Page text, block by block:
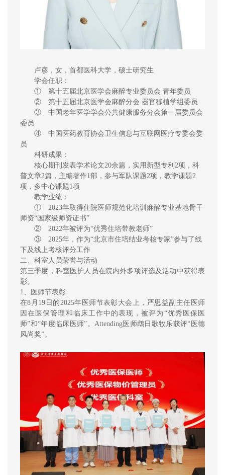
卢彦，女，首都医科大学，硕士研究生
学会任职：
① 第十五届北京医学会麻醉专业委员会 青年委员
② 第十五届北京医学会麻醉分会 器官移植学组委员
③ 中国老年医学学会公共健康服务分会第一届委员会
委员
④ 中国医药教育协会卫生信息与互联网医疗专委会委
员
科研成果：
核心期刊发表学术论文20余篇，实用新型专利2项，科
普文章2篇，主编著作1部，参与军队课题2项，教学课题2
项，多中心课题1项
教学业绩：
① 2023年取得住院医师规范化培训麻醉专业基地骨干
师资“国家级师资证书”
② 2022年被评为“优秀住培带教老师”
③ 2025年，作为“北京市住培结业考核专家”参与了线
下及线上考核评分工作
二、科室人员荣誉与活动
第三季度，科室医护人员在院内外多项评选及活动中获得表
彰。
1、医师节表彰
在8月19日的2025年医师节表彰大会上，严思益副主任医师
因在医保管理和临床工作中的表现，被评为“优秀医保医
师”和“年度临床医师”。Attending医师鹉日歌牧乐获评“医德
风尚奖”。